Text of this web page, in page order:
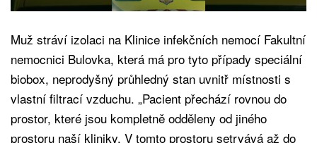
Muž stráví izolaci na Klinice infekčních nemocí Fakultní
nemocnici Bulovka, která má pro tyto případy speciální
biobox, neprodyšný průhledný stan uvnitř místnosti s
vlastní filtrací vzduchu. „Pacient přechází rovnou do
prostor, které jsou kompletně odděleny od jiného
prostoru naší kliniky. V tomto prostoru setrvává až do